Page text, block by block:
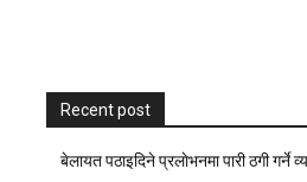
Recent post
बेलायत पठाइदिने प्रलाेभनमा पारी ठगी गर्ने